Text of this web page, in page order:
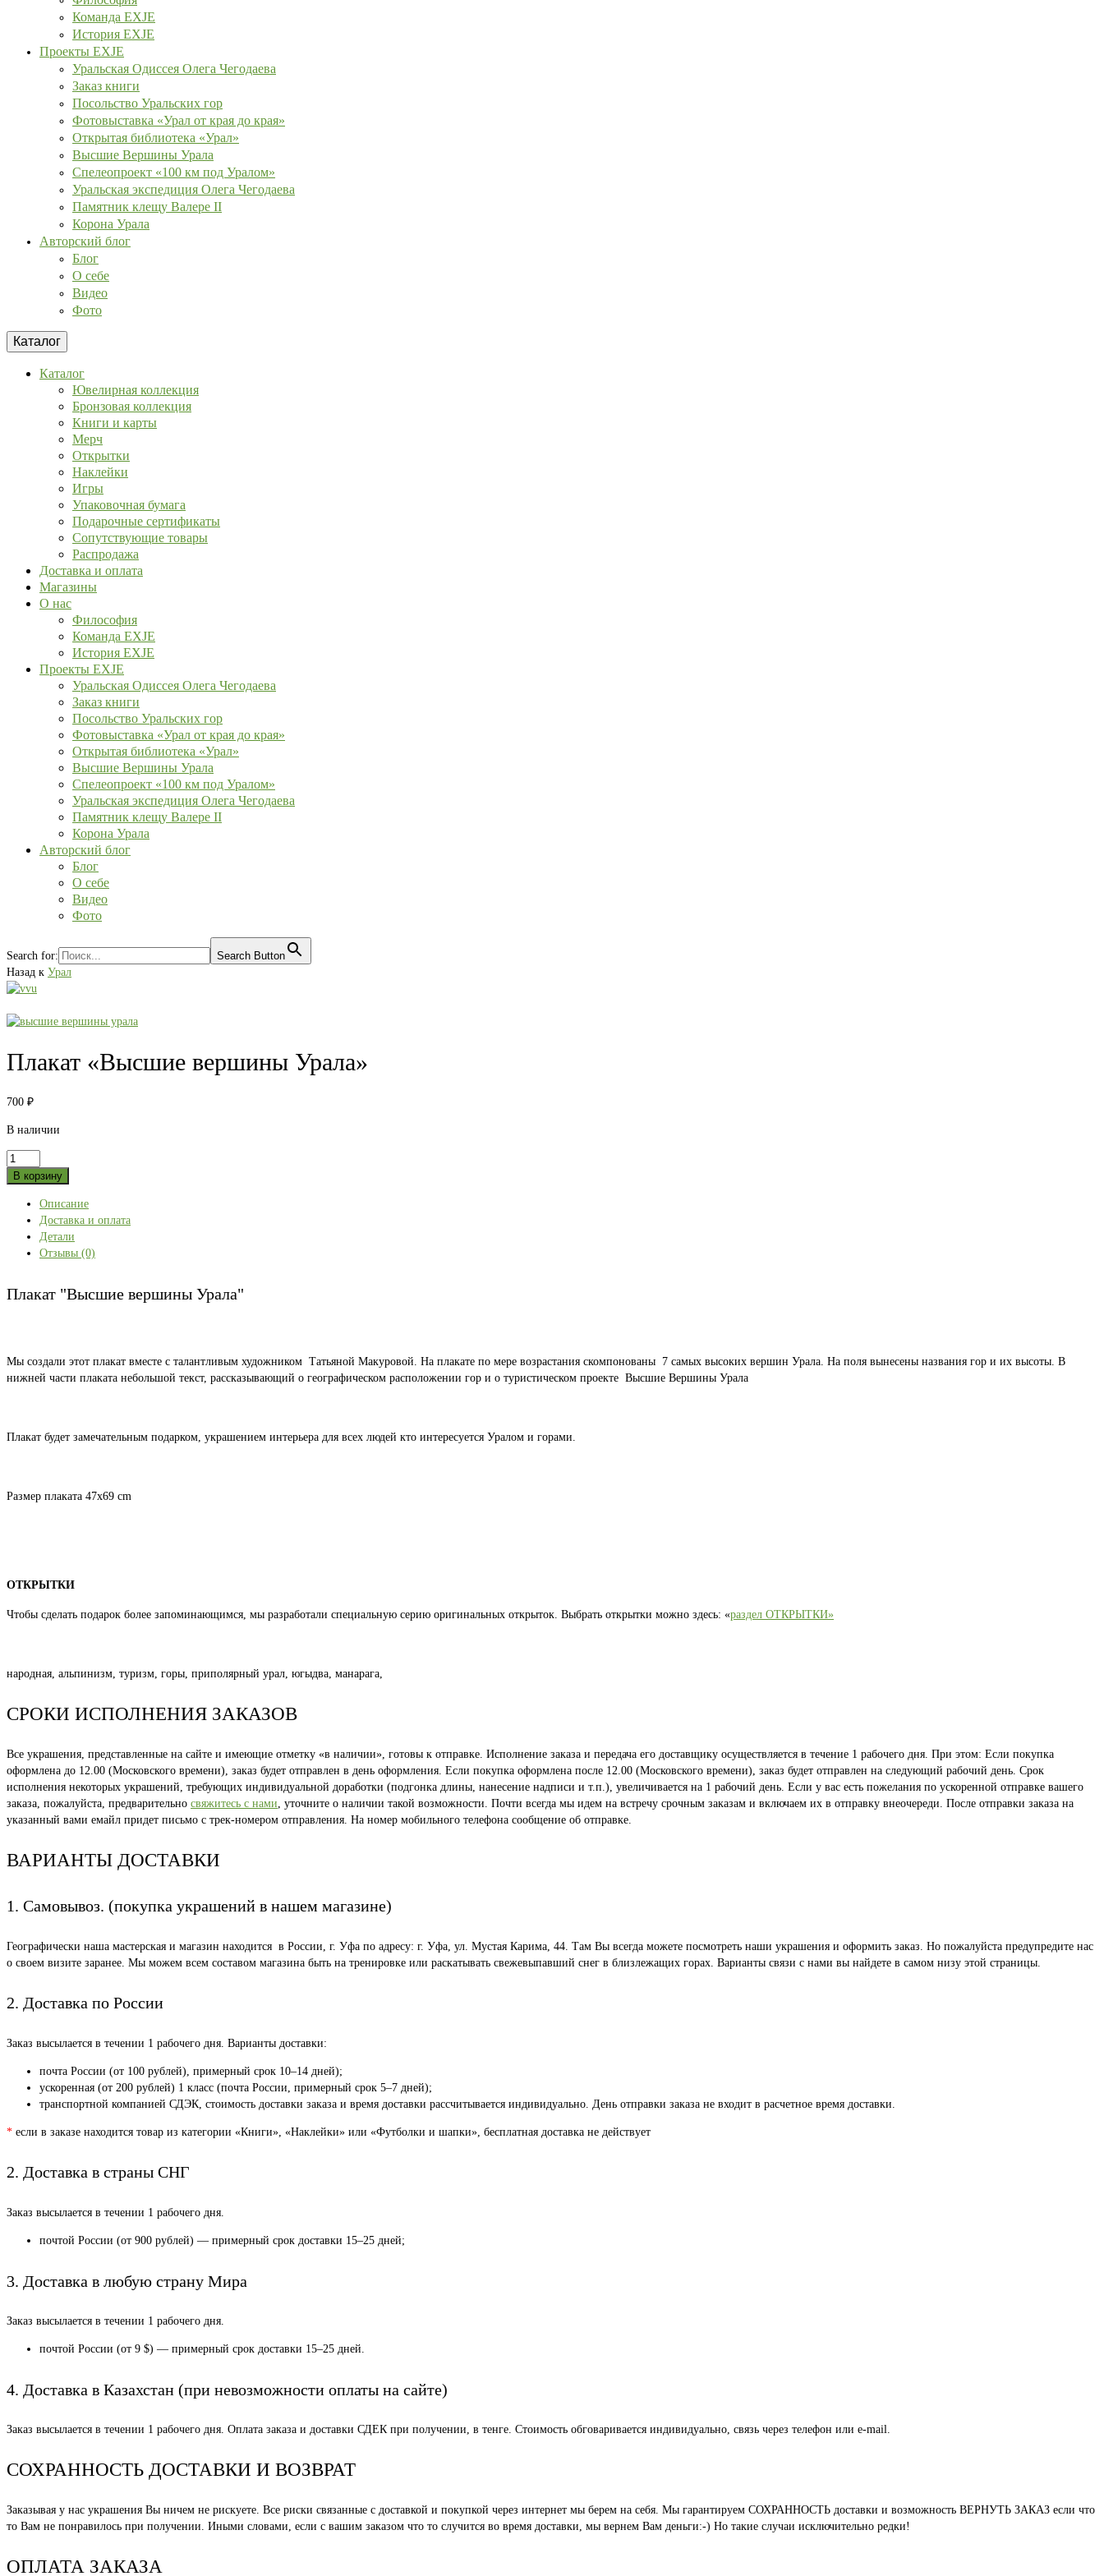
Команда EXJE
История EXJE
Проекты EXJE
Уральская Одиссея Олега Чегодаева
Заказ книги
Посольство Уральских гор
Фотовыставка «Урал от края до края»
Открытая библиотека «Урал»
Высшие Вершины Урала
Спелеопроект «100 км под Уралом»
Уральская экспедиция Олега Чегодаева
Памятник клещу Валере II
Корона Урала
Авторский блог
Блог
О себе
Видео
Фото
Каталог
Каталог
Ювелирная коллекция
Бронзовая коллекция
Книги и карты
Мерч
Открытки
Наклейки
Игры
Упаковочная бумага
Подарочные сертификаты
Сопутствующие товары
Распродажа
Доставка и оплата
Магазины
О нас
Философия
Команда EXJE
История EXJE
Проекты EXJE
Уральская Одиссея Олега Чегодаева
Заказ книги
Посольство Уральских гор
Фотовыставка «Урал от края до края»
Открытая библиотека «Урал»
Высшие Вершины Урала
Спелеопроект «100 км под Уралом»
Уральская экспедиция Олега Чегодаева
Памятник клещу Валере II
Корона Урала
Авторский блог
Блог
О себе
Видео
Фото
Search for:
Search Button
Назад к Урал
Плакат «Высшие вершины Урала»
700 ₽
В наличии
Количество
товара
"Высшие
вершины
Урала"
В корзину
Описание
Доставка и оплата
Детали
Отзывы (0)
Плакат "Высшие вершины Урала"
Мы создали этот плакат вместе с талантливым художником Татьяной Макуровой. На плакате по мере возрастания скомпонованы 7 самых высоких вершин Урала. На поля вынесены названия гор и их высоты. В
нижней части плаката небольшой текст, рассказывающий о географическом расположении гор и о туристическом проекте Высшие Вершины Урала
Плакат будет замечательным подарком, украшением интерьера для всех людей кто интересуется Уралом и горами.
Размер плаката 47х69 cm
ОТКРЫТКИ
Чтобы сделать подарок более запоминающимся, мы разработали специальную серию оригинальных открыток. Выбрать открытки можно здесь: «раздел ОТКРЫТКИ»
народная, альпинизм, туризм, горы, приполярный урал, югыдва, манарага,
СРОКИ ИСПОЛНЕНИЯ ЗАКАЗОВ
Все украшения, представленные на сайте и имеющие отметку «в наличии», готовы к отправке. Исполнение заказа и передача его доставщику осуществляется в течение 1 рабочего дня. При этом: Если покупка
оформлена до 12.00 (Московского времени), заказ будет отправлен в день оформления. Если покупка оформлена после 12.00 (Московского времени), заказ будет отправлен на следующий рабочий день. Срок
исполнения некоторых украшений, требующих индивидуальной доработки (подгонка длины, нанесение надписи и т.п.), увеличивается на 1 рабочий день. Если у вас есть пожелания по ускоренной отправке вашего
заказа, пожалуйста, предварительно свяжитесь с нами, уточните о наличии такой возможности. Почти всегда мы идем на встречу срочным заказам и включаем их в отправку внеочереди. После отправки заказа на
указанный вами емайл придет письмо с трек-номером отправления. На номер мобильного телефона сообщение об отправке.
ВАРИАНТЫ ДОСТАВКИ
1. Самовывоз. (покупка украшений в нашем магазине)
Географически наша мастерская и магазин находится в России, г. Уфа по адресу: г. Уфа, ул. Мустая Карима, 44. Там Вы всегда можете посмотреть наши украшения и оформить заказ. Но пожалуйста предупредите нас
о своем визите заранее. Мы можем всем составом магазина быть на тренировке или раскатывать свежевыпавший снег в близлежащих горах. Варианты связи с нами вы найдете в самом низу этой страницы.
2. Доставка по России
Заказ высылается в течении 1 рабочего дня. Варианты доставки:
почта России (от 100 рублей), примерный срок 10–14 дней);
ускоренная (от 200 рублей) 1 класс (почта России, примерный срок 5–7 дней);
транспортной компанией СДЭК, стоимость доставки заказа и время доставки рассчитывается индивидуально. День отправки заказа не входит в расчетное время доставки.
* если в заказе находится товар из категории «Книги», «Наклейки» или «Футболки и шапки», бесплатная доставка не действует
2. Доставка в страны СНГ
Заказ высылается в течении 1 рабочего дня.
почтой России (от 900 рублей) — примерный срок доставки 15–25 дней;
3. Доставка в любую страну Мира
Заказ высылается в течении 1 рабочего дня.
почтой России (от 9 $) — примерный срок доставки 15–25 дней.
4. Доставка в Казахстан (при невозможности оплаты на сайте)
Заказ высылается в течении 1 рабочего дня. Оплата заказа и доставки СДЕК при получении, в тенге. Стоимость обговаривается индивидуально, связь через телефон или e-mail.
СОХРАННОСТЬ ДОСТАВКИ И ВОЗВРАТ
Заказывая у нас украшения Вы ничем не рискуете. Все риски связанные с доставкой и покупкой через интернет мы берем на себя. Мы гарантируем СОХРАННОСТЬ доставки и возможность ВЕРНУТЬ ЗАКАЗ если что
то Вам не понравилось при получении. Иными словами, если с вашим заказом что то случится во время доставки, мы вернем Вам деньги:-) Но такие случаи исключительно редки!
ОПЛАТА ЗАКАЗА